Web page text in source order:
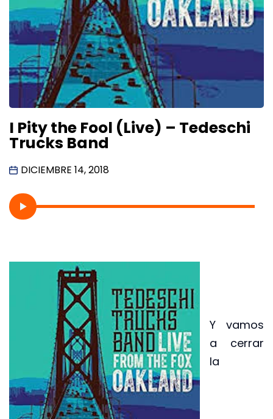
I Pity the Fool (Live) – Tedeschi
Trucks Band
DICIEMBRE 14, 2018
Y vamos
a cerrar
la